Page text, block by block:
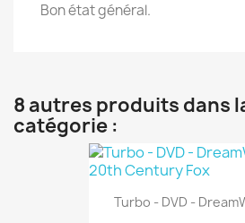
Bon état général.
8 autres produits dans
catégorie :
Turbo - DVD -